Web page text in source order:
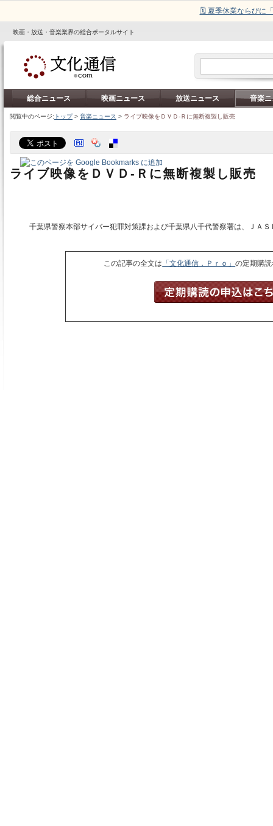
🗓️ 夏季休業ならびに
映画・放送・音楽業界の総合ポータルサイト
総合ニュース 映画ニュース 放送ニュース 音楽
閲覧中のページ: トップ> 音楽ニュース > ライブ映像をＤＶＤ‐Ｒに無断複製し販売
ライブ映像をＤＶＤ‐Ｒに無断複製し販売
千葉県警察本部サイバー犯罪対策課および千葉県八千代警察署は、ＪＡ
この記事の全文は 「文化通信．Ｐｒｏ」の定期購